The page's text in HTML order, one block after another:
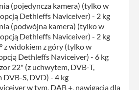
(pojedyncza kamera) (tylko w
opcją Dethleffs Naviceiver) - 2 kg
(podwójna kamera) (tylko w
opcją Dethleffs Naviceiver) - 2 kg
z widokiem z góry (tylko w
Dethleffs Naviceiver) - 6 kg
22" (z uchwytem, DVB-T,
S, DVD) - 4 kg
w tym. DAB +, nawigacja dla